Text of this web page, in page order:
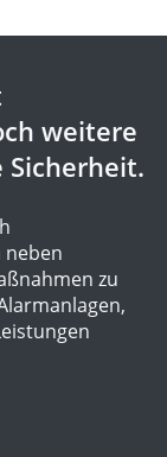
weitere
neben
zu